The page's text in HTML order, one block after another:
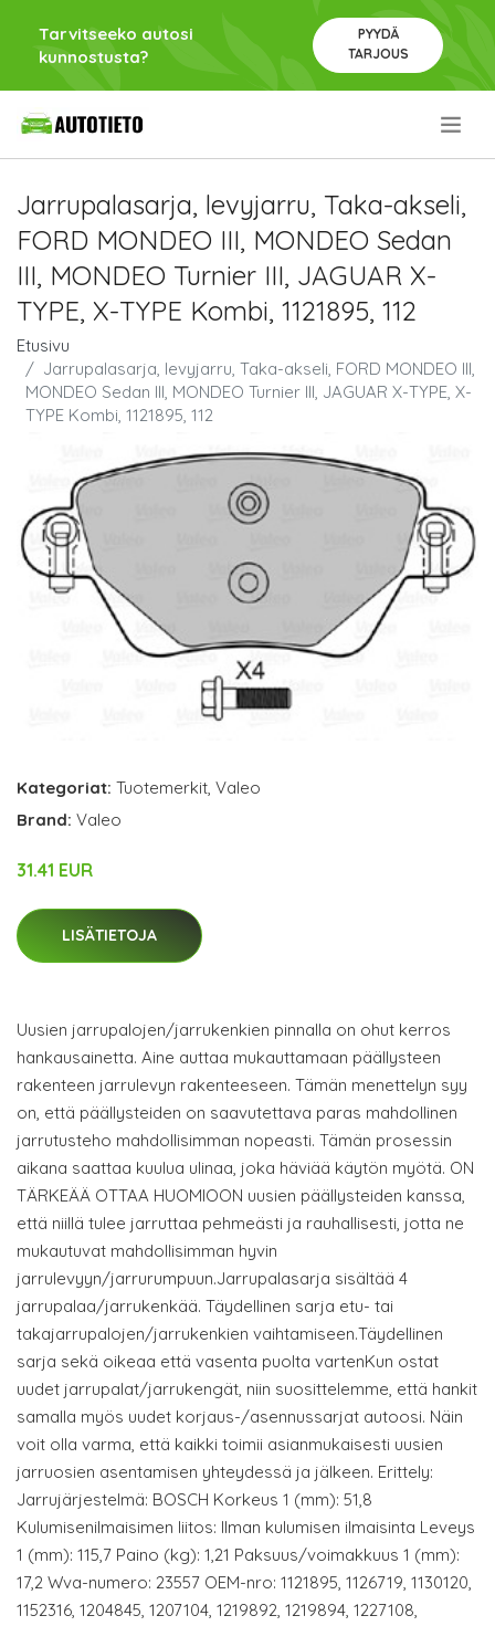
Tarvitseeko autosi
kunnostusta?
PYYDÄ
TARJOUS
Jarrupalasarja, levyjarru, Taka-akseli,
FORD MONDEO III, MONDEO Sedan
III, MONDEO Turnier III, JAGUAR X-
TYPE, X-TYPE Kombi, 1121895, 112
Etusivu
Jarrupalasarja, levyjarru, Taka-akseli, FORD MONDEO III,
MONDEO Sedan III, MONDEO Turnier III, JAGUAR X-TYPE, X-
TYPE Kombi, 1121895, 112
Kategoriat: Tuotemerkit, Valeo
Brand: Valeo
31.41 EUR
LISÄTIETOJA
Uusien jarrupalojen/jarrukenkien pinnalla on ohut kerros
hankausainetta. Aine auttaa mukauttamaan päällysteen
rakenteen jarrulevyn rakenteeseen. Tämän menettelyn syy
on, että päällysteiden on saavutettava paras mahdollinen
jarrutusteho mahdollisimman nopeasti. Tämän prosessin
aikana saattaa kuulua ulinaa, joka häviää käytön myötä. ON
TÄRKEÄÄ OTTAA HUOMIOON uusien päällysteiden kanssa,
että niillä tulee jarruttaa pehmeästi ja rauhallisesti, jotta ne
mukautuvat mahdollisimman hyvin
jarrulevyyn/jarrurumpuun.Jarrupalasarja sisältää 4
jarrupalaa/jarrukenkää. Täydellinen sarja etu- tai
takajarrupalojen/jarrukenkien vaihtamiseen.Täydellinen
sarja sekä oikeaa että vasenta puolta vartenKun ostat
uudet jarrupalat/jarrukengät, niin suosittelemme, että hankit
samalla myös uudet korjaus-/asennussarjat autoosi. Näin
voit olla varma, että kaikki toimii asianmukaisesti uusien
jarruosien asentamisen yhteydessä ja jälkeen. Erittely:
Jarrujärjestelmä: BOSCH Korkeus 1 (mm): 51,8
Kulumisenilmaisimen liitos: Ilman kulumisen ilmaisinta Leveys
1 (mm): 115,7 Paino (kg): 1,21 Paksuus/voimakkuus 1 (mm):
17,2 Wva-numero: 23557 OEM-nro: 1121895, 1126719, 1130120,
1152316, 1204845, 1207104, 1219892, 1219894, 1227108,